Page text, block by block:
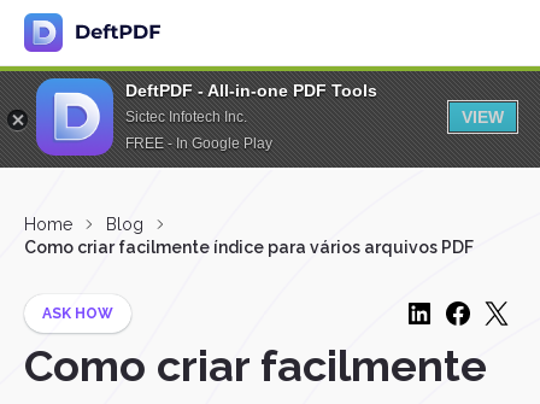
DeftPDF - All-in-one PDF Tools
Sictec Infotech Inc.
FREE - In Google Play
VIEW
Home
Blog
Como criar facilmente índice para vários arquivos PDF
ASK HOW
Como criar facilmente